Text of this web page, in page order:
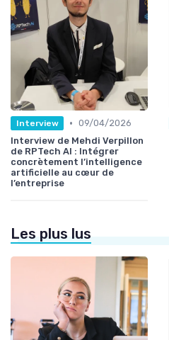
Interview • 09/04/2026
Interview de Mehdi Verpillon
de RPTech AI : Intégrer
concrètement l’intelligence
artificielle au cœur de
l’entreprise
Les plus lus